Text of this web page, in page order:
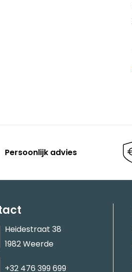
Persoonlijk advies
Heidestraat 38
1982 Weerde
+32 476 399 699